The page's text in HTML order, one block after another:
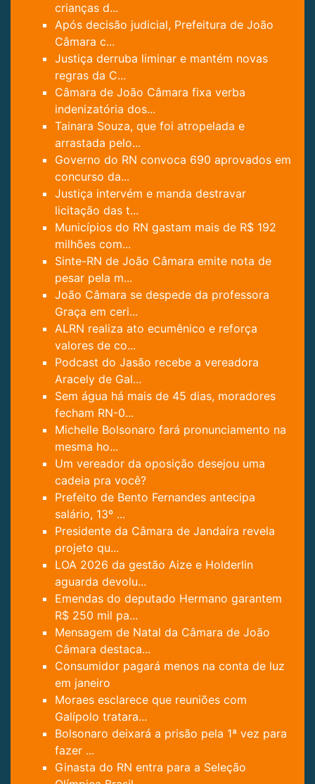
crianças d...
Após decisão judicial, Prefeitura de João
Câmara c...
Justiça derruba liminar e mantém novas
regras da C...
Câmara de João Câmara fixa verba
indenizatória dos...
Tainara Souza, que foi atropelada e
arrastada pelo...
Governo do RN convoca 690 aprovados em
concurso da...
Justiça intervém e manda destravar
licitação das t...
Municípios do RN gastam mais de R$ 192
milhões com...
Sinte-RN de João Câmara emite nota de
pesar pela m...
João Câmara se despede da professora
Graça em ceri...
ALRN realiza ato ecumênico e reforça
valores de co...
Podcast do Jasão recebe a vereadora
Aracely de Gal...
Sem água há mais de 45 dias, moradores
fecham RN-0...
Michelle Bolsonaro fará pronunciamento na
mesma ho...
Um vereador da oposição desejou uma
cadeia pra você?
Prefeito de Bento Fernandes antecipa
salário, 13º ...
Presidente da Câmara de Jandaíra revela
projeto qu...
LOA 2026 da gestão Aize e Holderlin
aguarda devolu...
Emendas do deputado Hermano garantem
R$ 250 mil pa...
Mensagem de Natal da Câmara de João
Câmara destaca...
Consumidor pagará menos na conta de luz
em janeiro
Moraes esclarece que reuniões com
Galípolo tratara...
Bolsonaro deixará a prisão pela 1ª vez para
fazer ...
Ginasta do RN entra para a Seleção